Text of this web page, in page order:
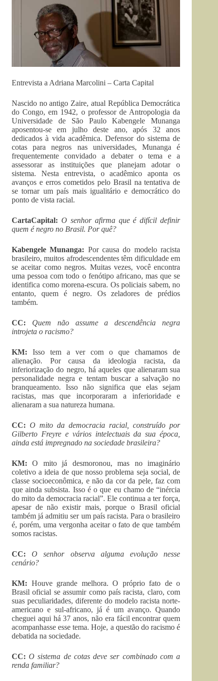
Entrevista a Adriana Marcolini – Carta Capital
Nascido no antigo Zaire, atual República Democrática
do Congo, em 1942, o professor de Antropologia da
Universidade de São Paulo Kabengele Munanga
aposentou-se em julho deste ano, após 32 anos
dedicados à vida acadêmica. Defensor do sistema de
cotas para negros nas universidades, Munanga é
frequentemente convidado a debater o tema e a
assessorar as instituições que planejam adotar o
sistema. Nesta entrevista, o acadêmico aponta os
avanços e erros cometidos pelo Brasil na tentativa de
se tornar um país mais igualitário e democrático do
ponto de vista racial.
CartaCapital: O senhor afirma que é difícil definir
quem é negro no Brasil. Por quê?
Kabengele Munanga: Por causa do modelo racista
brasileiro, muitos afrodescendentes têm dificuldade em
se aceitar como negros. Muitas vezes, você encontra
uma pessoa com todo o fenótipo africano, mas que se
identifica como morena-escura. Os policiais sabem, no
entanto, quem é negro. Os zeladores de prédios
também.
CC:
Quem não assume a descendência negra
introjeta o racismo?
KM: Isso tem a ver com o que chamamos de
alienação. Por causa da ideologia racista, da
inferiorização do negro, há aqueles que alienaram sua
personalidade negra e tentam buscar a salvação no
branqueamento. Isso não significa que elas sejam
racistas, mas que incorporaram a inferioridade e
alienaram a sua natureza humana.
CC: O mito da democracia racial, construído por
Gilberto Freyre e vários intelectuais da sua época,
ainda está impregnado na sociedade brasileira?
KM: O mito já desmoronou, mas no imaginário
coletivo a ideia de que nosso problema seja social, de
classe socioeconômica, e não da cor da pele, faz com
que ainda subsista. Isso é o que eu chamo de “inércia
do mito da democracia racial”. Ele continua a ter força,
apesar de não existir mais, porque o Brasil oficial
também já admitiu ser um país racista. Para o brasileiro
é, porém, uma vergonha aceitar o fato de que também
somos racistas.
CC:
O senhor observa alguma evolução nesse
cenário?
KM: Houve grande melhora. O próprio fato de o
Brasil oficial se assumir como país racista, claro, com
suas peculiaridades, diferente do modelo racista norte-
americano e sul-africano, já é um avanço. Quando
cheguei aqui há 37 anos, não era fácil encontrar quem
acompanhasse esse tema. Hoje, a questão do racismo é
debatida na sociedade.
CC: O sistema de cotas deve ser combinado com a
renda familiar?